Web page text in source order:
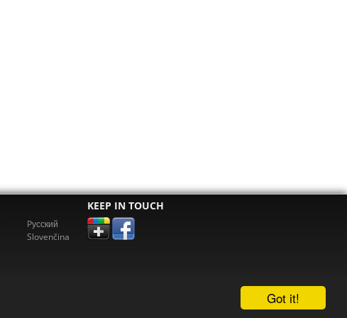
Got it!
Pусский
Slovenčina
KEEP IN TOUCH